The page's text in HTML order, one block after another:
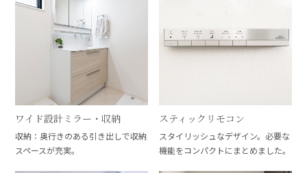
ワイド設計ミラー・収納
収納：奥行きのある引き出しで収納
スペースが充実。
スティックリモコン
スタイリッシュなデザイン。必要な
機能をコンパクトにまとめました。